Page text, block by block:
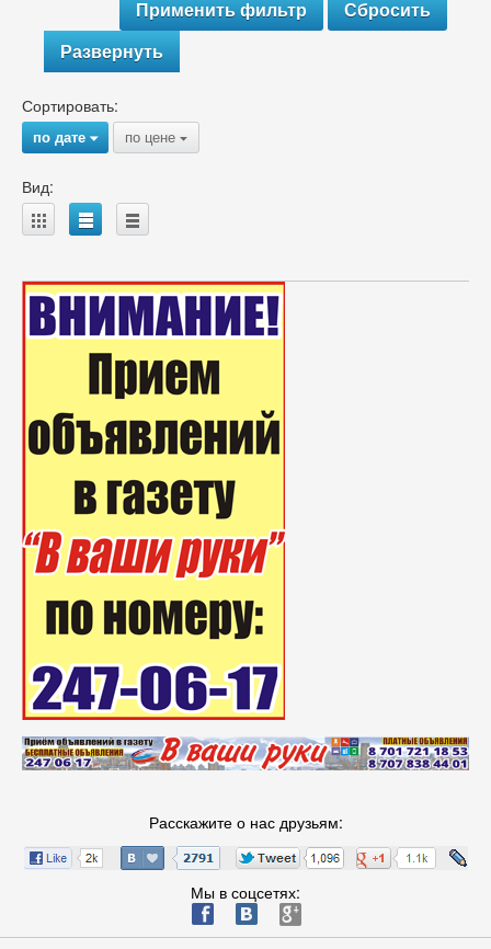
Развернуть
Сортировать:
по дате{ по цене {
Вид:
A B C
Расскажите о нас друзьям:
Мы в соцсетях:
ä æ è